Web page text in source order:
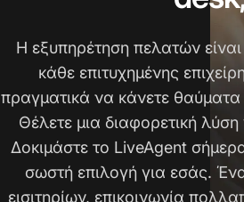
Η εξυπηρέτηση πελατών
κάθε επιτυχημένης
πραγματικά να κάνετε θαύματα
Θέλετε μια διαφορετική λύση
Δοκιμάστε το LiveAgent σήμερα
σωστή επιλογή για εσάς.
εισιτηρίων, επικοινωνία